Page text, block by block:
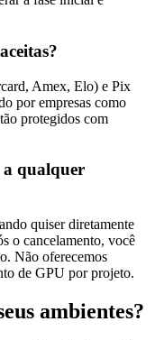
Amex, Elo) e Pix
por empresas como
protegidos com
a qualquer
quiser diretamente
o cancelamento, você
Não oferecemos
de GPU por projeto.
ambientes?